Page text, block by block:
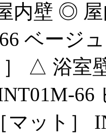
内壁 ◎ 屋
ベージ
］ △ 浴室
66
マット］